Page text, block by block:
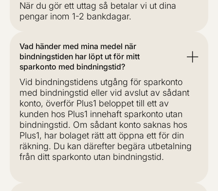
När du gör ett uttag så betalar vi ut dina
pengar inom 1-2 bankdagar.
Vad händer med mina medel när
bindningstiden har löpt ut för mitt
sparkonto med bindningstid?
Vid bindningstidens utgång för sparkonto
med bindningstid eller vid avslut av sådant
konto, överför Plus1 beloppet till ett av
kunden hos Plus1 innehaft sparkonto utan
bindningstid. Om sådant konto saknas hos
Plus1, har bolaget rätt att öppna ett för din
räkning. Du kan därefter begära utbetalning
från ditt sparkonto utan bindningstid.